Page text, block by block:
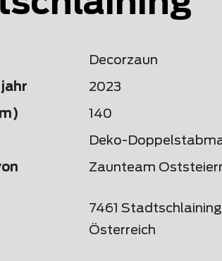
Decorzaun
2023
140
Deko-
Zaunteam
7461 Stadtschlaining
Österreich